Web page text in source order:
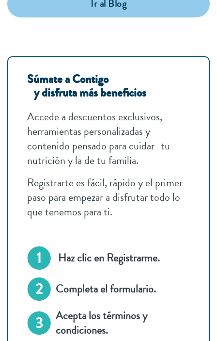
Ir al Blog
Súmate a Contigo
y disfruta más beneficios
Accede a descuentos exclusivos,
herramientas personalizadas y
contenido pensado para cuidar tu
nutrición y la de tu familia.
Registrarte es fácil, rápido y el primer
paso para empezar a disfrutar todo lo
que tenemos para ti.
Haz clic en Registrarme.
Completa el formulario.
Acepta los términos y
condiciones.